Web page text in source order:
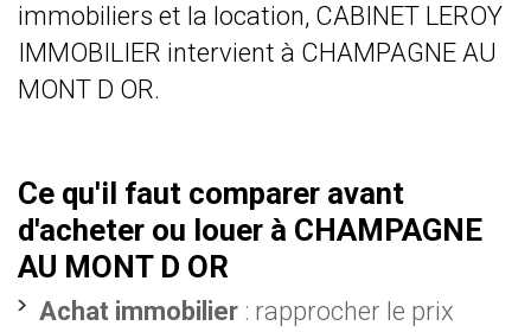
immobiliers et la location, CABINET LEROY
IMMOBILIER intervient à CHAMPAGNE AU
MONT D OR.
Ce qu'il faut comparer avant
d'acheter ou louer à CHAMPAGNE
AU MONT D OR
Achat immobilier : rapprocher le prix